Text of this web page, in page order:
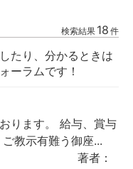
検索結果 18 件
たり、分かるときは
ーラムです！
ります。 給与、賞与
教示有難う御座...
著者：